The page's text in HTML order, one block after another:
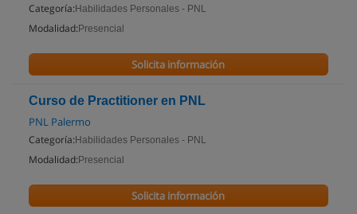
Categoría: Habilidades Personales - PNL
Modalidad: Presencial
Solicita información
Curso de Practitioner en PNL
PNL Palermo
Categoría: Habilidades Personales - PNL
Modalidad: Presencial
Solicita información